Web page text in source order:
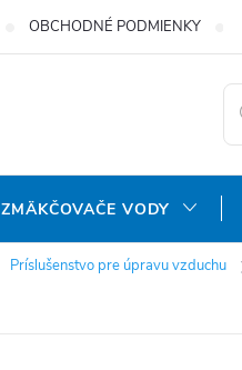
OBCHODNÉ PODMIENKY
ZMÄKČOVAČE VODY
Príslušenstvo pre úpravu vzduchu